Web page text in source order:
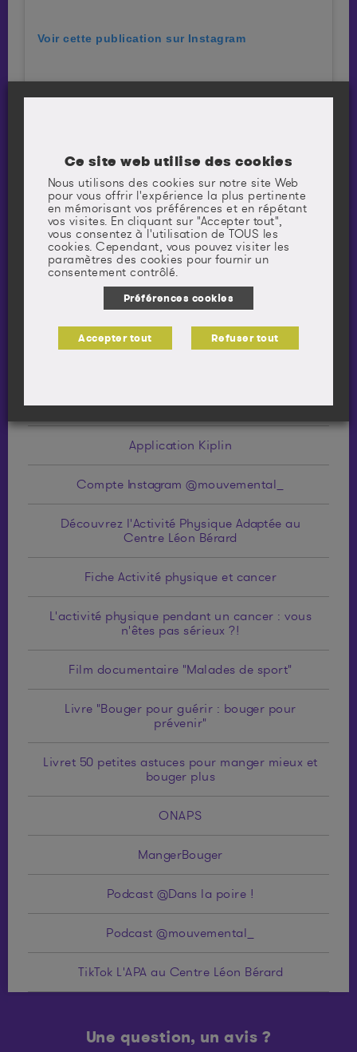
Voir cette publication sur Instagram
Une publication partagée par Axel Bochereau •
Ressources sur ce thème
Apa.cool
Application Kiplin
Compte Instagram @mouvemental_
Découvrez l'Activité Physique Adaptée au
Centre Léon Bérard
Fiche Activité physique et cancer
L'activité physique pendant un cancer : vous
n'êtes pas sérieux ?!
Film documentaire "Malades de sport"
Livre "Bouger pour guérir : bouger pour
prévenir"
Livret 50 petites astuces pour manger mieux et
bouger plus
ONAPS
MangerBouger
Podcast @Dans la poire !
Podcast @mouvemental_
TikTok L'APA au Centre Léon Bérard
Une question, un avis ?
Ce site web utilise des cookies
Nous utilisons des cookies sur notre site Web
pour vous offrir l'expérience la plus pertinente
en mémorisant vos préférences et en répétant
vos visites. En cliquant sur "Accepter tout",
vous consentez à l'utilisation de TOUS les
cookies. Cependant, vous pouvez visiter les
paramètres des cookies pour fournir un
consentement contrôlé.
Préférences cookies
Accepter tout Refuser tout